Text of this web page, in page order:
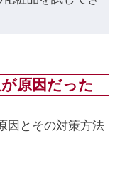
原因だった
因とその対策方法